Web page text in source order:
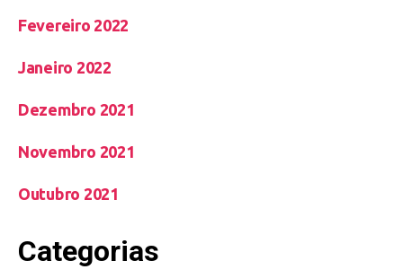
Fevereiro 2022
Janeiro 2022
Dezembro 2021
Novembro 2021
Outubro 2021
Categorias